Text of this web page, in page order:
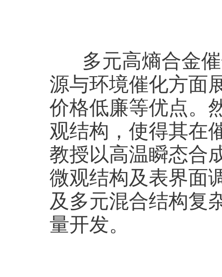
多元高熵合金
源与环境催化方面
价格低廉等优点。
观结构，使得其在
教授以高温瞬态合
微观结构及表界面
及多元混合结构复
量开发。